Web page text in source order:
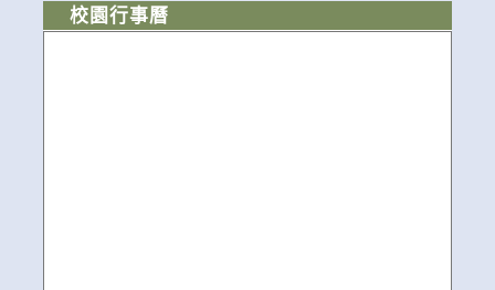
校園行事曆